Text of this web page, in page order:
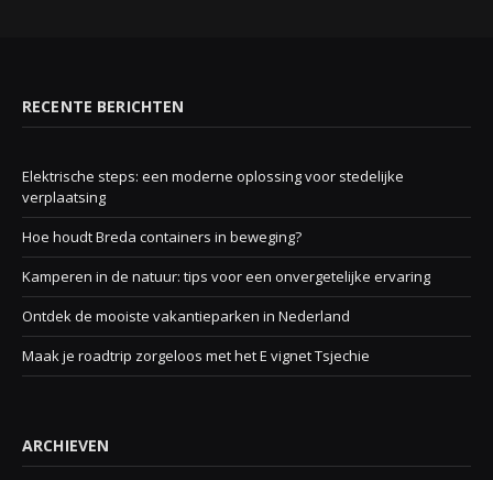
RECENTE BERICHTEN
Elektrische steps: een moderne oplossing voor stedelijke
verplaatsing
Hoe houdt Breda containers in beweging?
Kamperen in de natuur: tips voor een onvergetelijke ervaring
Ontdek de mooiste vakantieparken in Nederland
Maak je roadtrip zorgeloos met het E vignet Tsjechie
ARCHIEVEN